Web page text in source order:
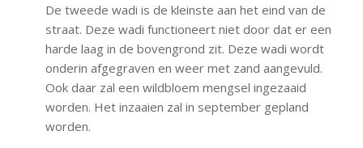
De tweede wadi is de kleinste aan het eind van de
straat. Deze wadi functioneert niet door dat er een
harde laag in de bovengrond zit. Deze wadi wordt
onderin afgegraven en weer met zand aangevuld.
Ook daar zal een wildbloem mengsel ingezaaid
worden. Het inzaaien zal in september gepland
worden.